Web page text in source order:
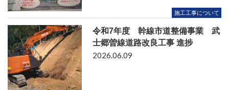
施工工事について
令和7年度 幹線市道整備事業 武
士郷曽線道路改良工事 進捗
2026.06.09